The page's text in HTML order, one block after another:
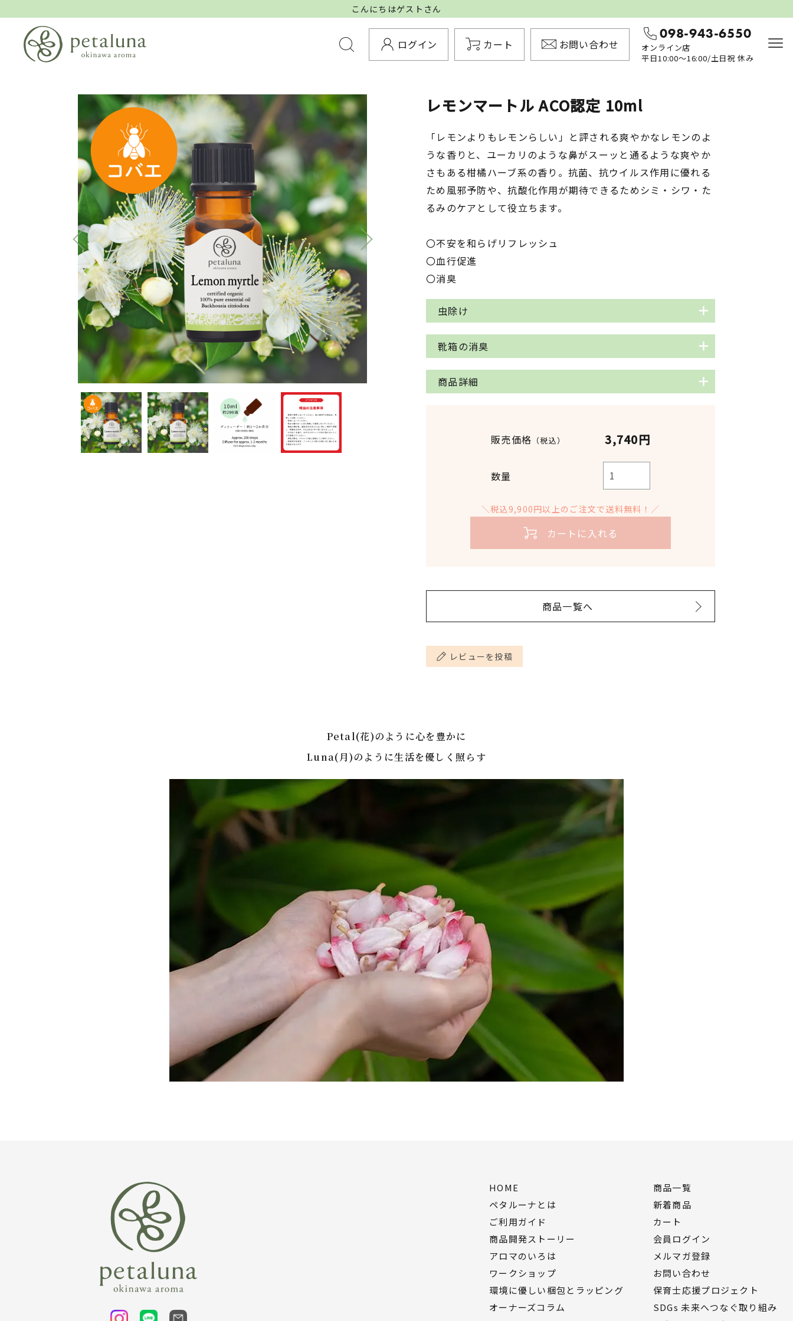
こんにちはゲストさん
ログイン カート お問い合わせ
098-943-6550
オンライン店
平日10:00〜16:00/土日祝 休み
レモンマートル ACO認定 10ml
「レモンよりもレモンらしい」と評される爽やかなレモンのよ
うな香りと、ユーカリのような鼻がスーッと通るような爽やか
さもある柑橘ハーブ系の香り。抗菌、抗ウイルス作用に優れる
ため風邪予防や、抗酸化作用が期待できるためシミ・シワ・た
るみのケアとして役立ちます。
〇不安を和らげリフレッシュ
〇血行促進
〇消臭
虫除け
【お家】
アロマディフューザーを使用し、香りを拡散。アロマディ
フューザーがない場合は、コップにお湯を入れ精油を5滴
アロマストーンやティッシュに精油を3～5滴垂らして車内
に置く。または、アロマスプレーを座席シートや空間に吹
きかける。
▼アロマディフューザー
https://www.petaluna.com/?pid=166200628
ーーーーーーーーーーーーーーー
・無水エタノール20ml(＠ドラッグストア)
・精製水80ml(＠ドラッグストア)
・精油100滴(5ml)
容器に無水エタノールを20ml(目分量で2割)入れ、精油を
100滴加えてよく振って混ぜる。精製水を80ml(容器いっ
ぱい)に入れて振ると完成。精製水を加えたとき、少し熱を
持ち白濁したら成功です。玄関や網戸など、虫の侵入する
箇所に吹きかけてお使いください。また、ワンちゃんのリ
ードや、スタイにもおすすめ。
※ワンちゃんのボディには使用しないでください。
※ワンちゃん以外の動物には使用しないでください。
【ボディ用虫よけスプレー(2％濃度)】
上記のレシピにて、レモンマートル精油40滴へ置き換えて
ください。蚊は足の裏の常在菌を感知するため、足の裏に
吹きかけるとより効果を発揮しやすいです。
〈注意〉
※必ずパッチテストを行ってください。
※皮膚刺激を感じたら、すぐに洗い流し使用を中止してく
靴箱の消臭
小瓶に重曹を入れ、精油を20滴垂らしてよく混ぜたものを
靴箱やお手洗いに置く。
商品詳細
ございます。
抽出方法 水蒸気蒸留法
開封後:1年以内を目安にご使用くださ
い。
販売価格 （税込） 3,740円
数量
＼税込9,900円以上のご注文で送料無料！／
カートに入れる
商品一覧へ
レビューを投稿
Petal(花)のように心を豊かに
Luna(月)のように生活を優しく照らす
HOME
ペタルーナとは
ご利用ガイド
商品開発ストーリー
アロマのいろは
ワークショップ
環境に優しい梱包とラッピング
オーナーズコラム
商品一覧
新着商品
カート
会員ログイン
メルマガ登録
お問い合わせ
保育士応援プロジェクト
SDGs 未来へつなぐ取り組み